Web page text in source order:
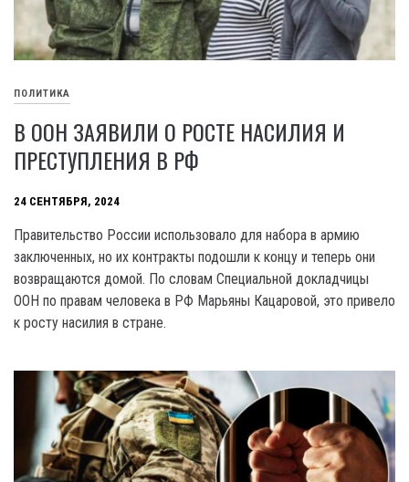
ПОЛИТИКА
В ООН ЗАЯВИЛИ О РОСТЕ НАСИЛИЯ И
ПРЕСТУПЛЕНИЯ В РФ
24 СЕНТЯБРЯ, 2024
Правительство России использовало для набора в армию
заключенных, но их контракты подошли к концу и теперь они
возвращаются домой. По словам Специальной докладчицы
OOH по правам человека в РФ Марьяны Кацаровой, это привело
к росту насилия в стране.